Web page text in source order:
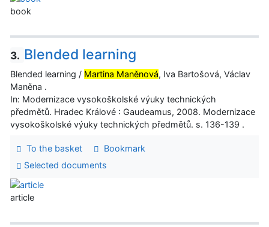
book
3. Blended learning
Blended learning / Martina Maněnová, Iva Bartošová, Václav
Maněna .
In: Modernizace vysokoškolské výuky technických
předmětů. Hradec Králové : Gaudeamus, 2008. Modernizace
vysokoškolské výuky technických předmětů. s. 136-139 .
To the basket
Bookmark
Selected documents
article